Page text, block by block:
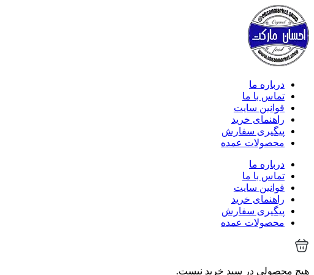
درباره ما
تماس با ما
قوانین سایت
راهنمای خرید
پیگیری سفارش
محصولات عمده
درباره ما
تماس با ما
قوانین سایت
راهنمای خرید
پیگیری سفارش
محصولات عمده
هیچ محصولی در سبد خرید نیست.